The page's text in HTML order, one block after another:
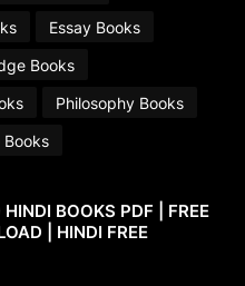
Essay Books
Books
Philosophy Books
Books
BOOKS PDF | FREE
| HINDI FREE